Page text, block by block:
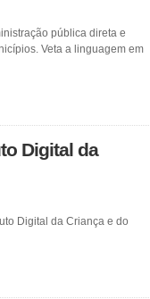
pública direta e
Veta a linguagem em
Digital da
Digital da Criança e do